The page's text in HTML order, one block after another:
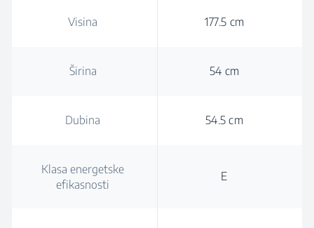
Visina 177.5 cm
Širina 54 cm
Dubina 54.5 cm
Klasa energetske
efikasnosti
E